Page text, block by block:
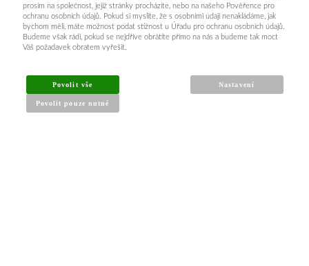
INFORMACE PRO KUPUJÍCÍ
Obchodní podmínky
prosím na společnost, jejíž stránky procházíte, nebo na našeho Pověřence pro
ochranu osobních údajů. Pokud si myslíte, že s osobními údaji nenakládáme, jak
bychom měli, máte možnost podat stížnost u Úřadu pro ochranu osobních údajů.
Budeme však rádi, pokud se nejdříve obrátíte přímo na nás a budeme tak moct
Váš požadavek obratem vyřešit.
Povolit vše
Povolit pouze nutné
Nastavení